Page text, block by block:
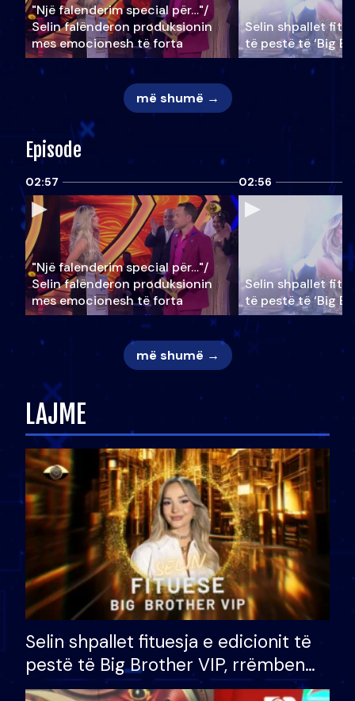
"Një falenderim special për…"/
Selin falënderon produksionin
mes emocionesh të forta
Selin shpallet
të pestë të ‘Big
më shumë →
Episode
02:57
"Një falenderim special për…"/
Selin falënderon produksionin
mes emocionesh të forta
02:56
Selin shpallet
të pestë të ‘Big
më shumë →
LAJME
Selin shpallet fituesja e edicionit të
pestë të Big Brother VIP, rrëmben
çmimin e madh prej 100 mijë eurosh